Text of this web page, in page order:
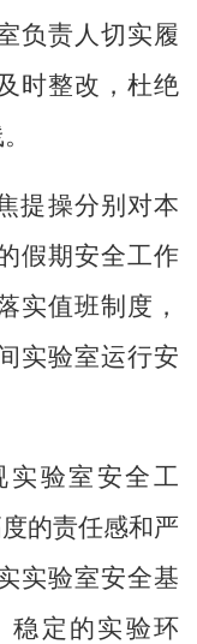
负责人切实履
时整改，杜绝
提操分别对本
假期安全工作
实值班制度，
实验室运行安
实验室安全工
的责任感和严
实验室安全基
稳定的实验环